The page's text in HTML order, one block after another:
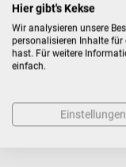
Bewertungen
Zubehör
DocCheck Thïngs
Hier gibt's Kekse
Wir analysieren unsere
personalisieren Inhalte
hast. Für weitere
einfach.
Einstellungen